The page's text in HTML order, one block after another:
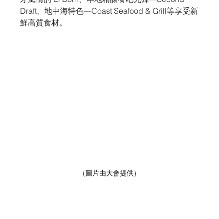
Draft、地中海特色—Coast Seafood & Grill等享受新
鮮高質食材。
（圖片由大會提供）